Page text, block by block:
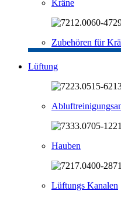
Kräne
Zubehören für
Lüftung
Hauben
Lüftungs Kanalen